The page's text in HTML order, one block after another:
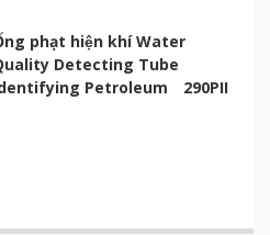
phạt hiện khí Water
Detecting Tube
Petroleum 290PII